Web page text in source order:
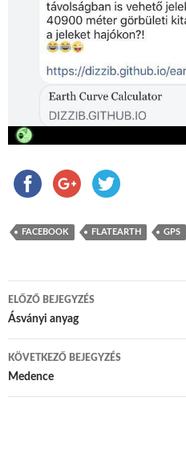
FACEBOOK FLATEARTH GPS
Bejegyzés navigáció
ELŐZŐ BEJEGYZÉS
Ásványi anyag
KÖVETKEZŐ BEJEGYZÉS
Medence